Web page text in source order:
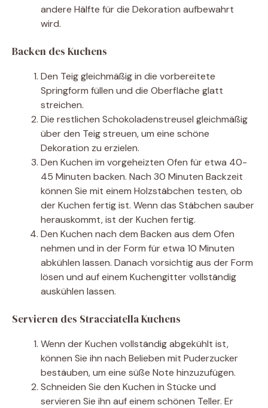
andere Hälfte für die Dekoration aufbewahrt
wird.
Backen des Kuchens
Den Teig gleichmäßig in die vorbereitete
Springform füllen und die Oberfläche glatt
streichen.
Die restlichen Schokoladenstreusel gleichmäßig
über den Teig streuen, um eine schöne
Dekoration zu erzielen.
Den Kuchen im vorgeheizten Ofen für etwa 40-
45 Minuten backen. Nach 30 Minuten Backzeit
können Sie mit einem Holzstäbchen testen, ob
der Kuchen fertig ist. Wenn das Stäbchen sauber
herauskommt, ist der Kuchen fertig.
Den Kuchen nach dem Backen aus dem Ofen
nehmen und in der Form für etwa 10 Minuten
abkühlen lassen. Danach vorsichtig aus der Form
lösen und auf einem Kuchengitter vollständig
auskühlen lassen.
Servieren des Stracciatella Kuchens
Wenn der Kuchen vollständig abgekühlt ist,
können Sie ihn nach Belieben mit Puderzucker
bestäuben, um eine süße Note hinzuzufügen.
Schneiden Sie den Kuchen in Stücke und
servieren Sie ihn auf einem schönen Teller. Er